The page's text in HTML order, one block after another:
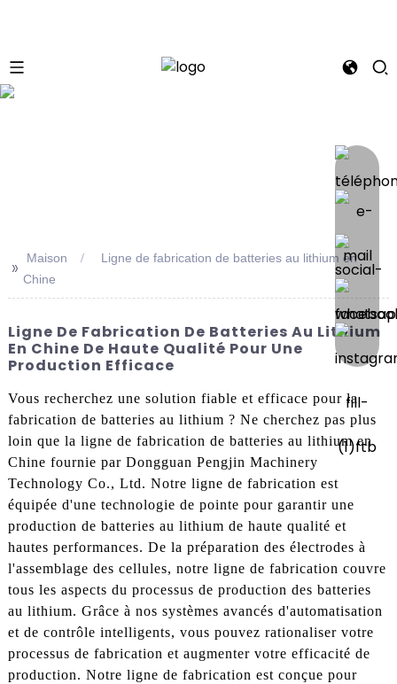
>> Maison
Ligne de fabrication de batteries au lithium en
Chine
Ligne De Fabrication De Batteries Au Lithium
En Chine De Haute Qualité Pour Une
Production Efficace
Vous recherchez une solution fiable et efficace pour la
fabrication de batteries au lithium ? Ne cherchez pas plus
loin que la ligne de fabrication de batteries au lithium en
Chine fournie par Dongguan Pengjin Machinery
Technology Co., Ltd. Notre ligne de fabrication est
équipée d'une technologie de pointe pour garantir une
production de batteries au lithium de haute qualité et
hautes performances. De la préparation des électrodes à
l'assemblage des cellules, notre ligne de fabrication couvre
tous les aspects du processus de production des batteries
au lithium. Grâce à nos systèmes avancés d'automatisation
et de contrôle intelligents, vous pouvez rationaliser votre
processus de fabrication et augmenter votre efficacité de
production. Notre ligne de fabrication est conçue pour